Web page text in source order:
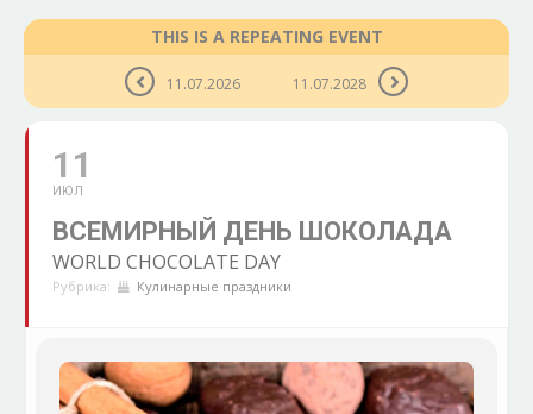
THIS IS A REPEATING EVENT
11.07.2026 11.07.2028
11
ИЮЛ
ВСЕМИРНЫЙ ДЕНЬ ШОКОЛАДА
WORLD CHOCOLATE DAY
Рубрика: Кулинарные праздники